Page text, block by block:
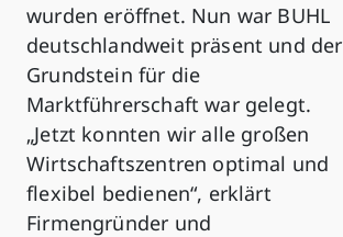
wurden eröffnet. Nun war BUHL
deutschlandweit präsent und der
Grundstein für die
Marktführerschaft war gelegt.
„Jetzt konnten wir alle großen
Wirtschaftszentren optimal und
flexibel bedienen“, erklärt
Firmengründer und